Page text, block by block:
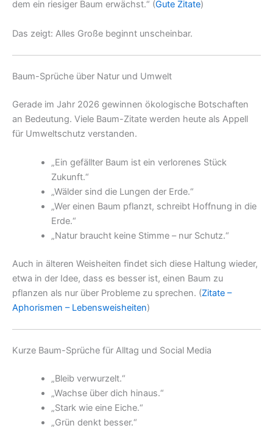
dem ein riesiger Baum erwächst.“ (Gute Zitate)
Das zeigt: Alles Große beginnt unscheinbar.
Baum-Sprüche über Natur und Umwelt
Gerade im Jahr 2026 gewinnen ökologische Botschaften
an Bedeutung. Viele Baum-Zitate werden heute als Appell
für Umweltschutz verstanden.
„Ein gefällter Baum ist ein verlorenes Stück
Zukunft.“
„Wälder sind die Lungen der Erde.“
„Wer einen Baum pflanzt, schreibt Hoffnung in die
Erde.“
„Natur braucht keine Stimme – nur Schutz.“
Auch in älteren Weisheiten findet sich diese Haltung wieder,
etwa in der Idee, dass es besser ist, einen Baum zu
pflanzen als nur über Probleme zu sprechen. (Zitate –
Aphorismen – Lebensweisheiten)
Kurze Baum-Sprüche für Alltag und Social Media
„Bleib verwurzelt.“
„Wachse über dich hinaus.“
„Stark wie eine Eiche.“
„Grün denkt besser.“